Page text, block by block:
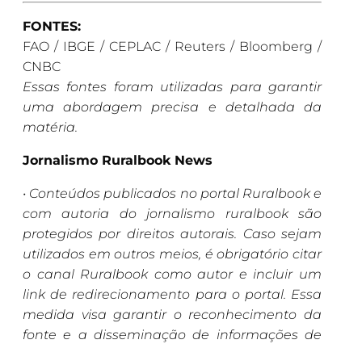
FONTES:
FAO / IBGE / CEPLAC / Reuters / Bloomberg /
CNBC
Essas fontes foram utilizadas para garantir
uma abordagem precisa e detalhada da
matéria.
Jornalismo Ruralbook News
• Conteúdos publicados no portal Ruralbook e
com autoria do jornalismo ruralbook são
protegidos por direitos autorais. Caso sejam
utilizados em outros meios, é obrigatório citar
o canal Ruralbook como autor e incluir um
link de redirecionamento para o portal. Essa
medida visa garantir o reconhecimento da
fonte e a disseminação de informações de